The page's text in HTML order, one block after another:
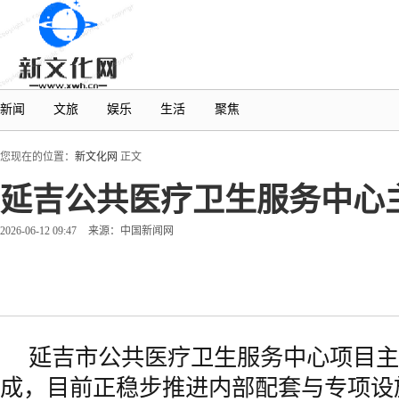
新闻 文旅 娱乐 生活 聚焦
您现在的位置： 新文化网 正文
延吉公共医疗卫生服务中
2026-06-12 09:47 来源：中国新闻网
延吉市公共医疗卫生服务中心项目
成，目前正稳步推进内部配套与专项